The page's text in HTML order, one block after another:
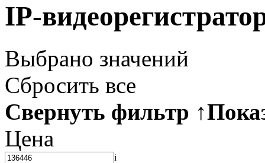
IP-
Выбрано значений
Сбросить все
Свернуть фильтр ↑
Цена
i